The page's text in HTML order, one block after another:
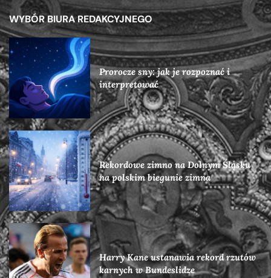
WYBÓR BIURA REDAKCYJNEGO
Prorocze sny: jak je rozpoznać i
interpretować
Rekordowe zimno na Dolnym Śląsku
na polskim biegunie zimna
Harry Kane ustanawia rekord rzutów
karnych w Bundeslidze